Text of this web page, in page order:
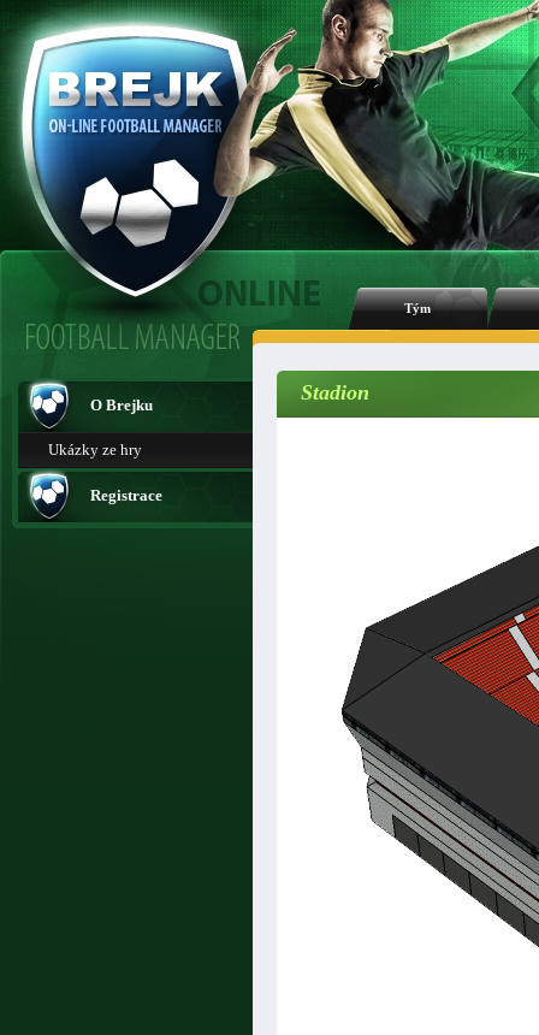
Tým
O Brejku
Ukázky ze hry
Registrace
Stadion